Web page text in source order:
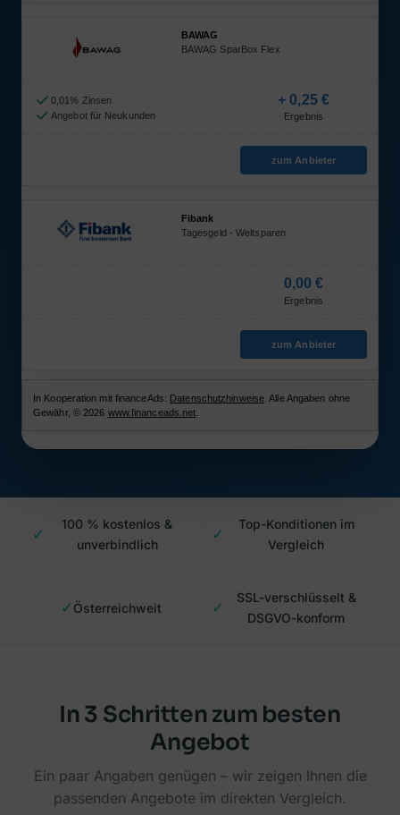
✓
100 % kostenlos &
unverbindlich
✓
Top-Konditionen im
Vergleich
✓ Österreichweit ✓
SSL-verschlüsselt &
DSGVO-konform
In 3 Schritten zum besten
Angebot
Ein paar Angaben genügen – wir zeigen Ihnen die
passenden Angebote im direkten Vergleich.